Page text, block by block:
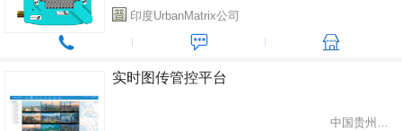
印度UrbanMatrix公司
实时图传管控平台
中国贵州省贵阳市